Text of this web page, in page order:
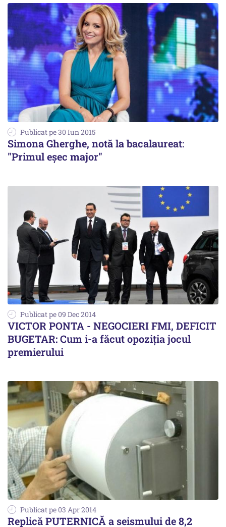
Publicat pe 30 Iun 2015
Simona Gherghe, notă la bacalaureat:
"Primul eșec major"
Publicat pe 09 Dec 2014
VICTOR PONTA - NEGOCIERI FMI, DEFICIT
BUGETAR: Cum i-a făcut opoziția jocul
premierului
Publicat pe 03 Apr 2014
Replică PUTERNICĂ a seismului de 8,2